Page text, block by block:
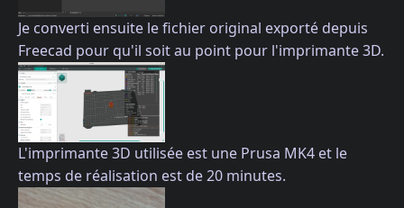
Je converti ensuite le fichier original exporté depuis
Freecad pour qu'il soit au point pour l'imprimante 3D.
L'imprimante 3D utilisée est une Prusa MK4 et le
temps de réalisation est de 20 minutes.